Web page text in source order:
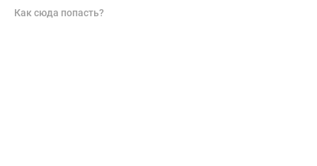
Как сюда попасть?